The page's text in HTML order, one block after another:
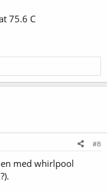
75.6 C
#8
med whirlpool